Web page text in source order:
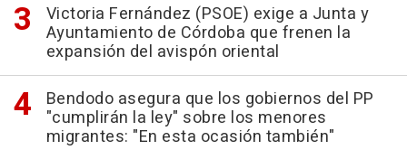
Victoria Fernández (PSOE) exige a Junta y
Ayuntamiento de Córdoba que frenen la
expansión del avispón oriental
Bendodo asegura que los gobiernos del PP
"cumplirán la ley" sobre los menores
migrantes: "En esta ocasión también"